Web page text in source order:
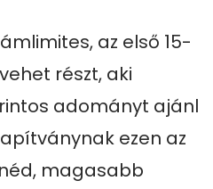
az első 15-
részt, aki
adományt ajánl
ezen az
magasabb